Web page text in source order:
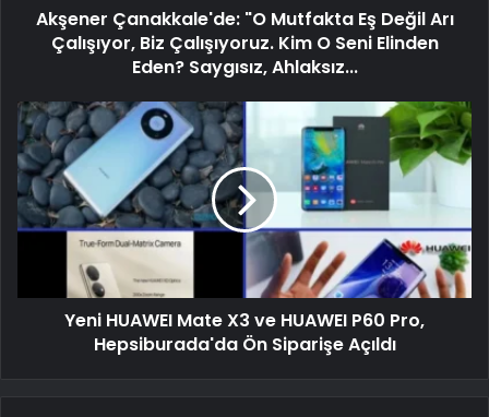
Akşener Çanakkale'de: "O Mutfakta Eş Değil Arı
Çalışıyor, Biz Çalışıyoruz. Kim O Seni Elinden
Eden? Saygısız, Ahlaksız...
Yeni HUAWEI Mate X3 ve HUAWEI P60 Pro,
Hepsiburada'da Ön Siparişe Açıldı